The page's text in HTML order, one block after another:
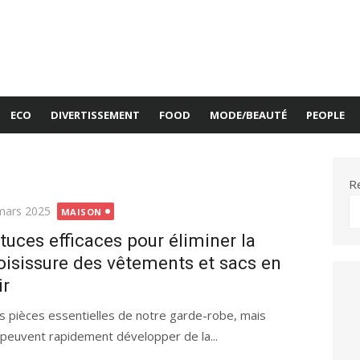
ECO DIVERTISSEMENT FOOD MODE/BEAUTÉ PEOPLE
2025 MAISON
efficaces pour éliminer la
des vêtements et sacs en
pièces essentielles de notre garde-robe, mais
rapidement développer de la...